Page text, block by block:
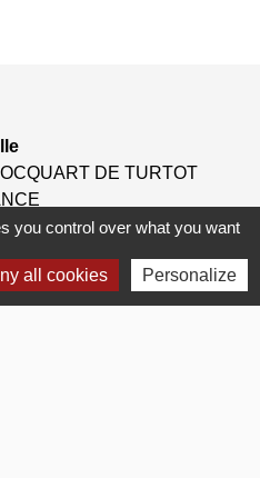
DE TURTOT
you control over what you want
all cookies Personalize